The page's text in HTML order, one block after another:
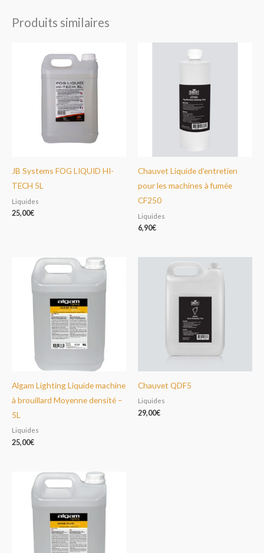
Produits similaires
JB Systems FOG LIQUID HI-
TECH 5L
Liquides
25,00€
Chauvet Liquide d’entretien
pour les machines à fumée
CF250
Liquides
6,90€
Algam Lighting Liquide machine
à brouillard Moyenne densité –
5L
Liquides
25,00€
Chauvet QDF5
Liquides
29,00€